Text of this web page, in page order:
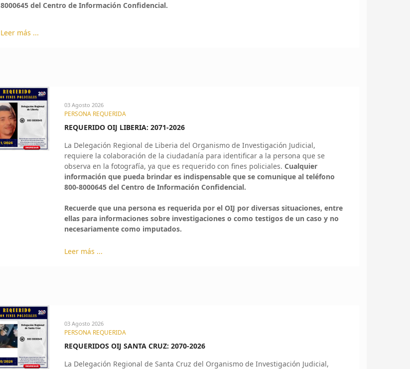
8000645 del Centro de Información Confidencial.
Leer más ...
03 Agosto 2026
PERSONA REQUERIDA
REQUERIDO OIJ LIBERIA: 2071-2026
La Delegación Regional de Liberia del Organismo de Investigación Judicial,
requiere la colaboración de la ciudadanía para identificar a la persona que se
observa en la fotografía, ya que es requerido con fines policiales. Cualquier
información que pueda brindar es indispensable que se comunique al teléfono
800-8000645 del Centro de Información Confidencial.
Recuerde que una persona es requerida por el OIJ por diversas situaciones, entre
ellas para informaciones sobre investigaciones o como testigos de un caso y no
necesariamente como imputados.
Leer más ...
03 Agosto 2026
PERSONA REQUERIDA
REQUERIDOS OIJ SANTA CRUZ: 2070-2026
La Delegación Regional de Santa Cruz del Organismo de Investigación Judicial,